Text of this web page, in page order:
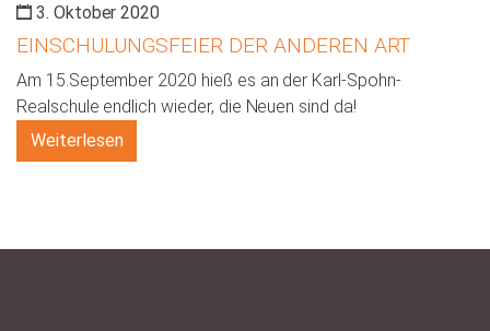
3. Oktober 2020
EINSCHULUNGSFEIER DER ANDEREN ART
Am 15.September 2020 hieß es an der Karl-Spohn-
Realschule endlich wieder, die Neuen sind da!
Weiterlesen